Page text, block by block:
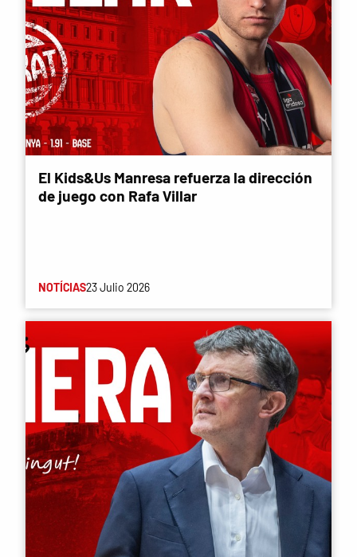
El Kids&Us Manresa refuerza la dirección
de juego con Rafa Villar
NOTÍCIAS23 Julio 2026